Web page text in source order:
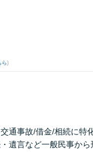
ら)
通事故/借金/相続に
遺言など一般民事か